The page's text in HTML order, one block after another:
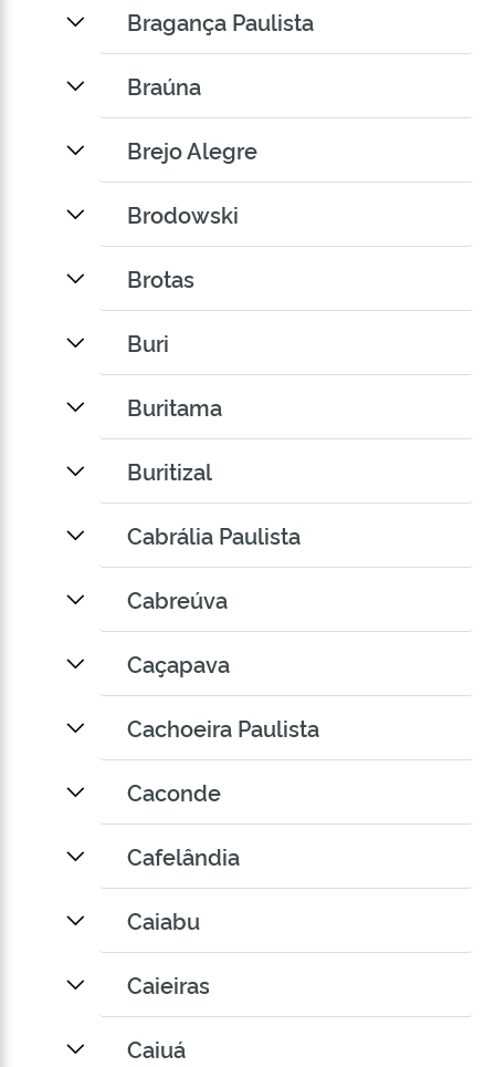
Bragança Paulista
Braúna
Brejo Alegre
Brodowski
Brotas
Buri
Buritama
Buritizal
Cabrália Paulista
Cabreúva
Caçapava
Cachoeira Paulista
Caconde
Cafelândia
Caiabu
Caieiras
Caiuá